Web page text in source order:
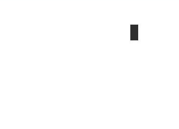
Megane4